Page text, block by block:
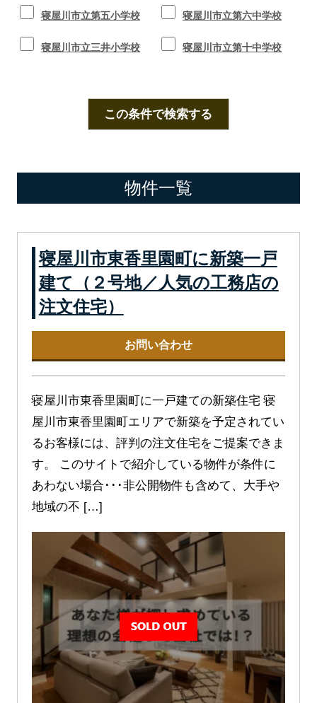
寝屋川市立第五小学校 寝屋川市立第六中学校
寝屋川市立三井小学校 寝屋川市立第十中学校
この条件で検索する
物件一覧
寝屋川市東香里園町に新築一戸
建て（２号地／人気の工務店の
注文住宅）
お問い合わせ
寝屋川市東香里園町に一戸建ての新築住宅 寝
屋川市東香里園町エリアで新築を予定されてい
るお客様には、評判の注文住宅をご提案できま
す。 このサイトで紹介している物件が条件に
あわない場合･･･非公開物件も含めて、大手や
地域の不 […]